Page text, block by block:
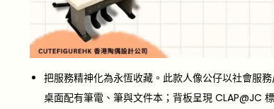
把服務精神化為永恆收藏。此款人像公仔以社會服
桌面配有筆電、筆與文件本；背板呈現 CLAP@JC